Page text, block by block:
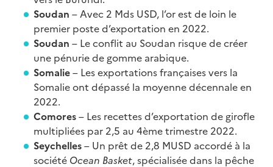
Soudan – Avec 2 Mds USD, l’or est de loin le
premier poste d’exportation en 2022.
Soudan – Le conflit au Soudan risque de créer
une pénurie de gomme arabique.
Somalie– Les exportations françaises vers la
Somalie ont dépassé la moyenne décennale en
2022.
Comores– Les recettes d’exportation de girofle
multipliées par 2,5 au 4ème trimestre 2022.
Seychelles– Un prêt de 2,8 MUSD accordé à la
société Ocean Basket, spécialisée dans la pêche